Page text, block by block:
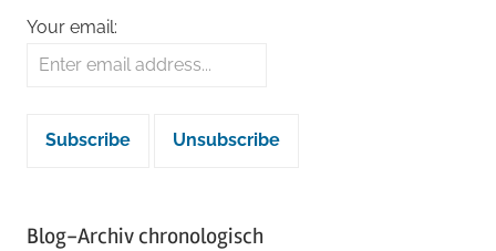
Your email:
Blog-Archiv chronologisch